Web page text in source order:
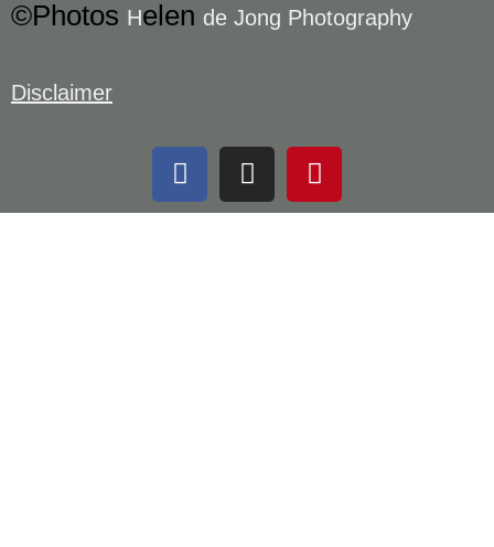
©Photos Helen de Jong Photography
Disclaimer